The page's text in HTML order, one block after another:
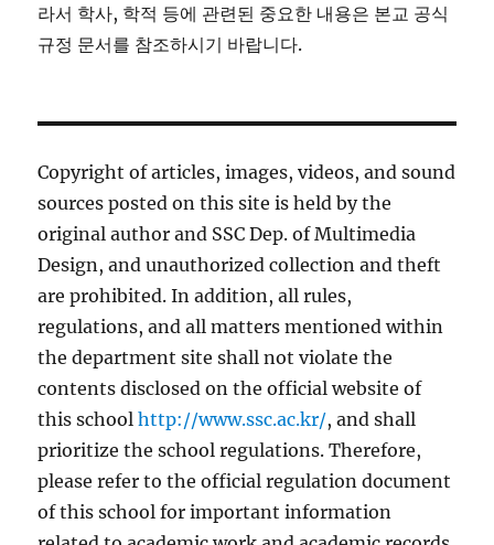
라서 학사, 학적 등에 관련된 중요한 내용은 본교 공식
규정 문서를 참조하시기 바랍니다.
Copyright of articles, images, videos, and sound
sources posted on this site is held by the
original author and SSC Dep. of Multimedia
Design, and unauthorized collection and theft
are prohibited. In addition, all rules,
regulations, and all matters mentioned within
the department site shall not violate the
contents disclosed on the official website of
this schoolhttp://www.ssc.ac.kr/, and shall
prioritize the school regulations. Therefore,
please refer to the official regulation document
of this school for important information